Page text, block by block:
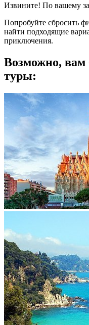
Извините! По вашему
Попробуйте сбросить
найти подходящие
приключения.
Возможно, вам
туры: